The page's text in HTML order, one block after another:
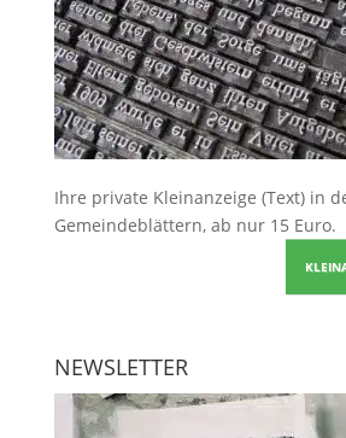
Ihre private Kleinanzeige (Text) in
Gemeindeblättern, ab nur 15 Euro.
NEWSLETTER